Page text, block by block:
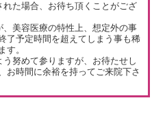
た場合、お待ち頂くことがござ
美容医療の特性上、想定外の事
了予定時間を超えてしまう事も稀
す。
努めて参りますが、お待たせし
お時間に余裕を持ってご来院下さ